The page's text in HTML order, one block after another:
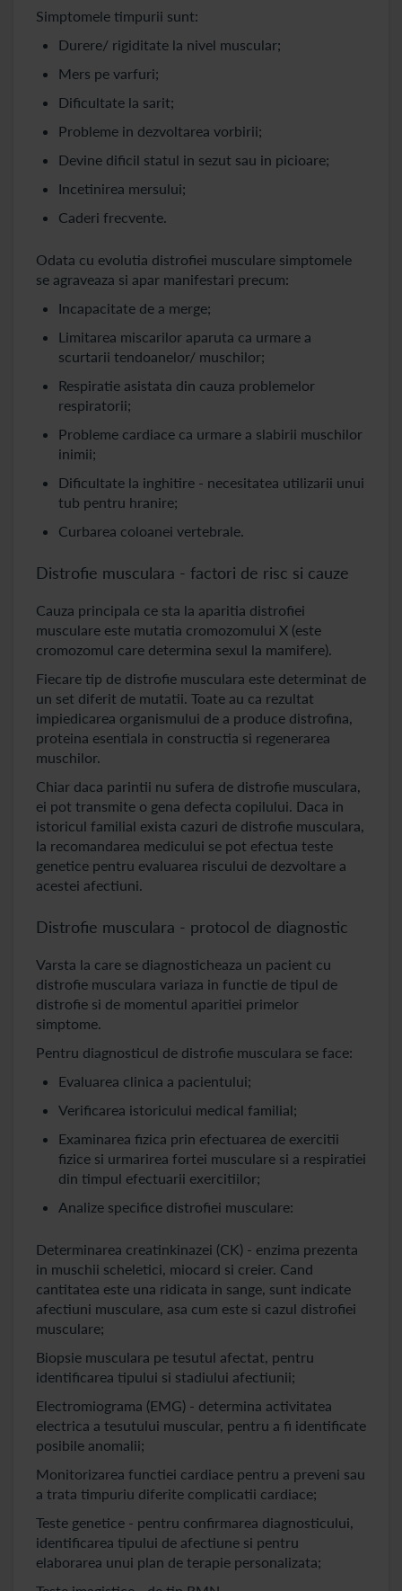
Simptomele timpurii sunt:
Durere/ rigiditate la nivel muscular;
Mers pe varfuri;
Dificultate la sarit;
Probleme in dezvoltarea vorbirii;
Devine dificil statul in sezut sau in picioare;
Incetinirea mersului;
Caderi frecvente.
Odata cu evolutia distrofiei musculare simptomele
se agraveaza si apar manifestari precum:
Incapacitate de a merge;
Limitarea miscarilor aparuta ca urmare a
scurtarii tendoanelor/ muschilor;
Respiratie asistata din cauza problemelor
respiratorii;
Probleme cardiace ca urmare a slabirii muschilor
inimii;
Dificultate la inghitire - necesitatea utilizarii unui
tub pentru hranire;
Curbarea coloanei vertebrale.
Distrofie musculara - factori de risc si cauze
Cauza principala ce sta la aparitia distrofiei
musculare este mutatia cromozomului X (este
cromozomul care determina sexul la mamifere).
Fiecare tip de distrofie musculara este determinat de
un set diferit de mutatii. Toate au ca rezultat
impiedicarea organismului de a produce distrofina,
proteina esentiala in constructia si regenerarea
muschilor.
Chiar daca parintii nu sufera de distrofie musculara,
ei pot transmite o gena defecta copilului. Daca in
istoricul familial exista cazuri de distrofie musculara,
la recomandarea medicului se pot efectua teste
genetice pentru evaluarea riscului de dezvoltare a
acestei afectiuni.
Distrofie musculara - protocol de diagnostic
Varsta la care se diagnosticheaza un pacient cu
distrofie musculara variaza in functie de tipul de
distrofie si de momentul aparitiei primelor
simptome.
Pentru diagnosticul de distrofie musculara se face:
Evaluarea clinica a pacientului;
Verificarea istoricului medical familial;
Examinarea fizica prin efectuarea de exercitii
fizice si urmarirea fortei musculare si a respiratiei
din timpul efectuarii exercitiilor;
Analize specifice distrofiei musculare:
Determinarea creatinkinazei (CK) - enzima prezenta
in muschii scheletici, miocard si creier. Cand
cantitatea este una ridicata in sange, sunt indicate
afectiuni musculare, asa cum este si cazul distrofiei
musculare;
Biopsie musculara pe tesutul afectat, pentru
identificarea tipului si stadiului afectiunii;
Electromiograma (EMG) - determina activitatea
electrica a tesutului muscular, pentru a fi identificate
posibile anomalii;
Monitorizarea functiei cardiace pentru a preveni sau
a trata timpuriu diferite complicatii cardiace;
Teste genetice - pentru confirmarea diagnosticului,
identificarea tipului de afectiune si pentru
elaborarea unui plan de terapie personalizata;